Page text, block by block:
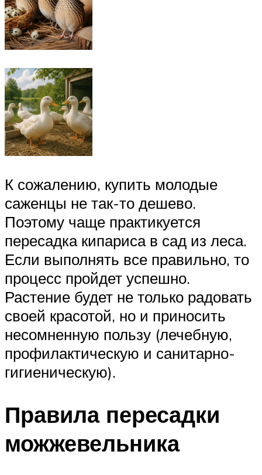
К сожалению, купить молодые
саженцы не так-то дешево.
Поэтому чаще практикуется
пересадка кипариса в сад из леса.
Если выполнять все правильно, то
процесс пройдет успешно.
Растение будет не только радовать
своей красотой, но и приносить
несомненную пользу (лечебную,
профилактическую и санитарно-
гигиеническую).
Правила пересадки
можжевельника